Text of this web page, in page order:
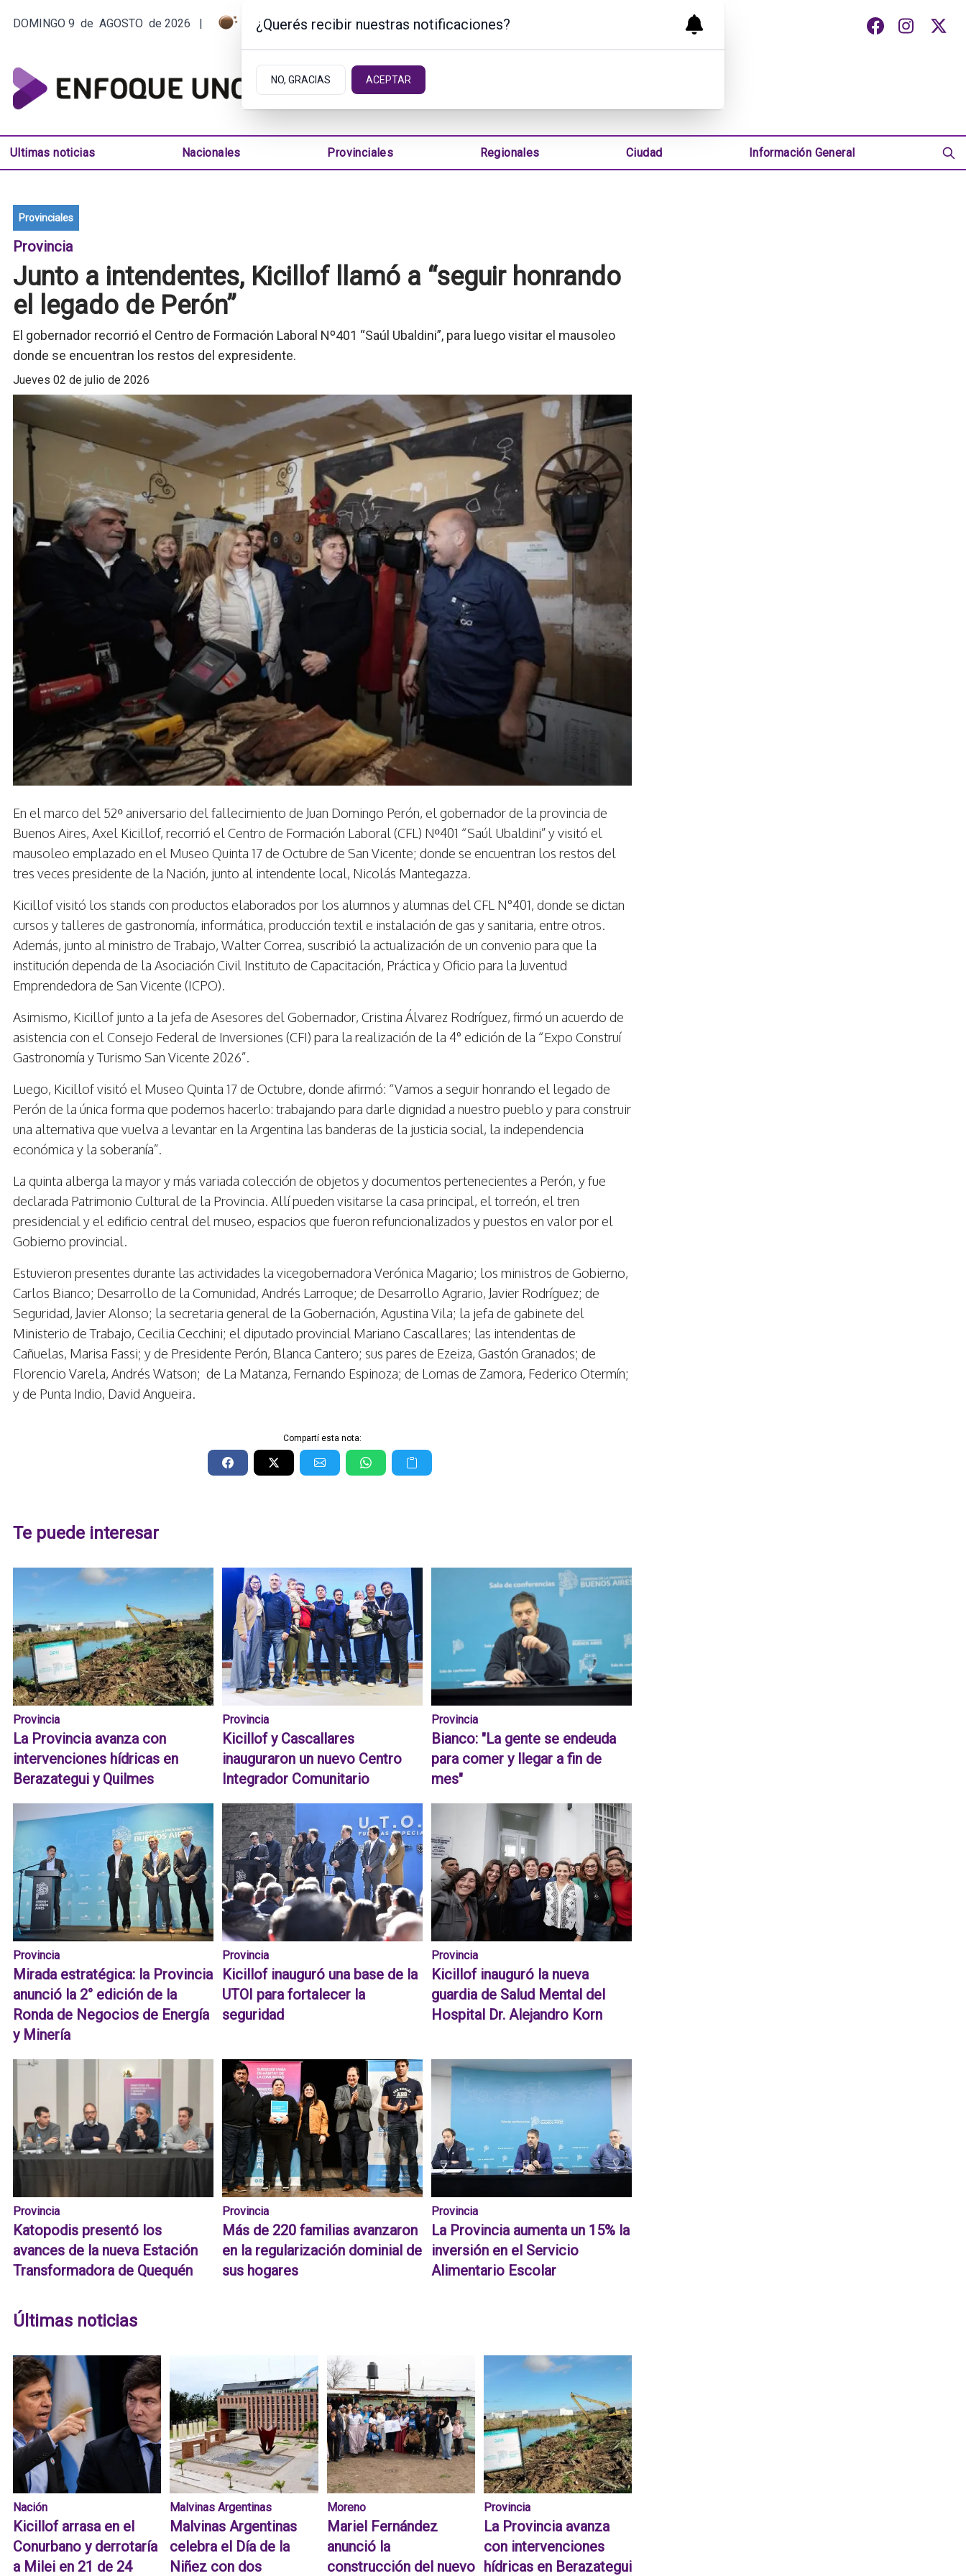
DOMINGO 9 de AGOSTO de 2026 | 5.7ºC | ARGENTINA
Ultimas noticias Nacionales Provinciales Regionales Ciudad Información General
Provinciales
Provincia
Junto a intendentes, Kicillof llamó a “seguir honrando
el legado de Perón”
El gobernador recorrió el Centro de Formación Laboral Nº401 “Saúl Ubaldini”, para luego visitar el mausoleo
donde se encuentran los restos del expresidente.
jueves 02 de julio de 2026
En el marco del 52º aniversario del fallecimiento de Juan Domingo Perón, el gobernador de la provincia de
Buenos Aires, Axel Kicillof, recorrió el Centro de Formación Laboral (CFL) Nº401 “Saúl Ubaldini” y visitó el
mausoleo emplazado en el Museo Quinta 17 de Octubre de San Vicente; donde se encuentran los restos del
tres veces presidente de la Nación, junto al intendente local, Nicolás Mantegazza.
Kicillof visitó los stands con productos elaborados por los alumnos y alumnas del CFL N°401, donde se dictan
cursos y talleres de gastronomía, informática, producción textil e instalación de gas y sanitaria, entre otros.
Además, junto al ministro de Trabajo, Walter Correa, suscribió la actualización de un convenio para que la
institución dependa de la Asociación Civil Instituto de Capacitación, Práctica y Oficio para la Juventud
Emprendedora de San Vicente (ICPO).
Asimismo, Kicillof junto a la jefa de Asesores del Gobernador, Cristina Álvarez Rodríguez, firmó un acuerdo de
asistencia con el Consejo Federal de Inversiones (CFI) para la realización de la 4° edición de la “Expo Construí
Gastronomía y Turismo San Vicente 2026”.
Luego, Kicillof visitó el Museo Quinta 17 de Octubre, donde afirmó: “Vamos a seguir honrando el legado de
Perón de la única forma que podemos hacerlo: trabajando para darle dignidad a nuestro pueblo y para construir
una alternativa que vuelva a levantar en la Argentina las banderas de la justicia social, la independencia
económica y la soberanía”.
La quinta alberga la mayor y más variada colección de objetos y documentos pertenecientes a Perón, y fue
declarada Patrimonio Cultural de la Provincia. Allí pueden visitarse la casa principal, el torreón, el tren
presidencial y el edificio central del museo, espacios que fueron refuncionalizados y puestos en valor por el
Gobierno provincial.
Estuvieron presentes durante las actividades la vicegobernadora Verónica Magario; los ministros de Gobierno,
Carlos Bianco; Desarrollo de la Comunidad, Andrés Larroque; de Desarrollo Agrario, Javier Rodríguez; de
Seguridad, Javier Alonso; la secretaria general de la Gobernación, Agustina Vila; la jefa de gabinete del
Ministerio de Trabajo, Cecilia Cecchini; el diputado provincial Mariano Cascallares; las intendentas de
Cañuelas, Marisa Fassi; y de Presidente Perón, Blanca Cantero; sus pares de Ezeiza, Gastón Granados; de
Florencio Varela, Andrés Watson; de La Matanza, Fernando Espinoza; de Lomas de Zamora, Federico Otermín;
y de Punta Indio, David Angueira.
Compartí esta nota:
Te puede interesar
Provincia
La Provincia avanza con
intervenciones hídricas en
Berazategui y Quilmes
Provincia
Kicillof y Cascallares
inauguraron un nuevo Centro
Integrador Comunitario
Provincia
Bianco: "La gente se endeuda
para comer y llegar a fin de
mes"
Provincia
Mirada estratégica: la Provincia
anunció la 2° edición de la
Ronda de Negocios de Energía
y Minería
Provincia
Kicillof inauguró una base de la
UTOI para fortalecer la
seguridad
Provincia
Kicillof inauguró la nueva
guardia de Salud Mental del
Hospital Dr. Alejandro Korn
Provincia
Katopodis presentó los
avances de la nueva Estación
Transformadora de Quequén
Provincia
Más de 220 familias avanzaron
en la regularización dominial de
sus hogares
Provincia
La Provincia aumenta un 15% la
inversión en el Servicio
Alimentario Escolar
Últimas noticias
Nación
Kicillof arrasa en el
Conurbano y derrotaría
a Milei en 21 de 24
Malvinas Argentinas
Malvinas Argentinas
celebra el Día de la
Niñez con dos
Moreno
Mariel Fernández
anunció la
construcción del nuevo
Provincia
La Provincia avanza
con intervenciones
hídricas en Berazategui
¿Querés recibir nuestras notificaciones?
NO, GRACIAS ACEPTAR